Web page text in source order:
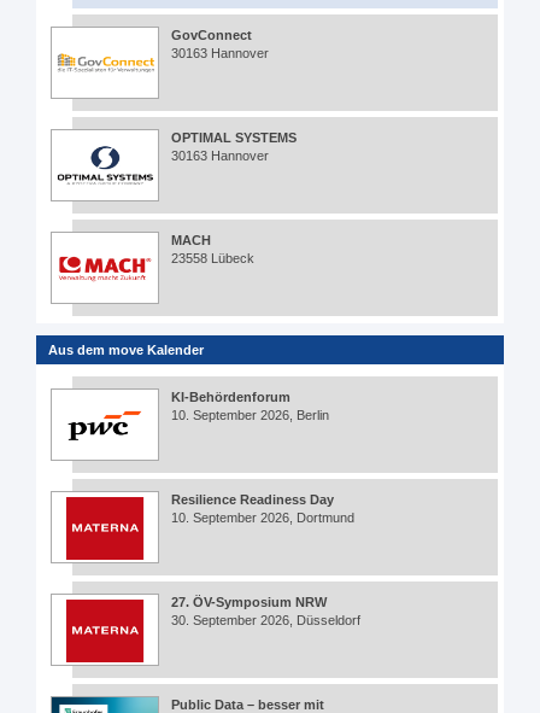
GovConnect
30163 Hannover
OPTIMAL SYSTEMS
30163 Hannover
MACH
23558 Lübeck
Aus dem move Kalender
KI-Behördenforum
10. September 2026, Berlin
Resilience Readiness Day
10. September 2026, Dortmund
27. ÖV-Symposium NRW
30. September 2026, Düsseldorf
Public Data – besser mit